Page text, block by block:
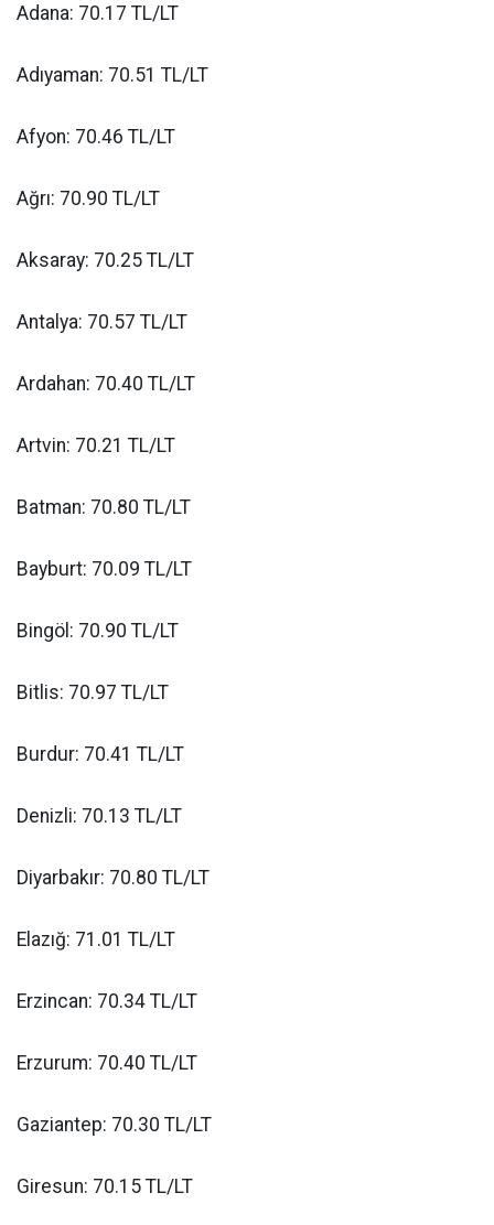
Adana: 70.17 TL/LT
Adıyaman: 70.51 TL/LT
Afyon: 70.46 TL/LT
Ağrı: 70.90 TL/LT
Aksaray: 70.25 TL/LT
Antalya: 70.57 TL/LT
Ardahan: 70.40 TL/LT
Artvin: 70.21 TL/LT
Batman: 70.80 TL/LT
Bayburt: 70.09 TL/LT
Bingöl: 70.90 TL/LT
Bitlis: 70.97 TL/LT
Burdur: 70.41 TL/LT
Denizli: 70.13 TL/LT
Diyarbakır: 70.80 TL/LT
Elazığ: 71.01 TL/LT
Erzincan: 70.34 TL/LT
Erzurum: 70.40 TL/LT
Gaziantep: 70.30 TL/LT
Giresun: 70.15 TL/LT